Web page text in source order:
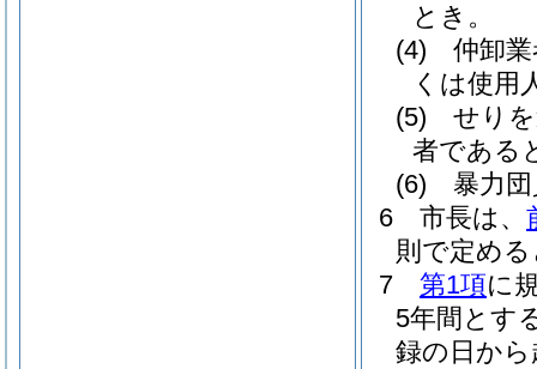
とき。
(4)
仲卸
くは使用
(5)
せり
者である
(6)
暴力
6
市長は、
則で定め
7
第1項に
5年間とす
録の日か